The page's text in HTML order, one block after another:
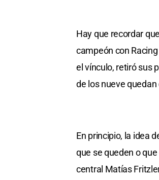
Hay que recordar
campeón con
el vínculo, retiró sus
de los nueve
En principio, la idea
que se queden o
central Matías